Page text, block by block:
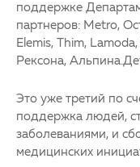
поддержке
партнеров: Metro,
Elemis, Thim,
Рексона,
Это уже третий по
поддержка людей,
заболеваниями, и
медицинских